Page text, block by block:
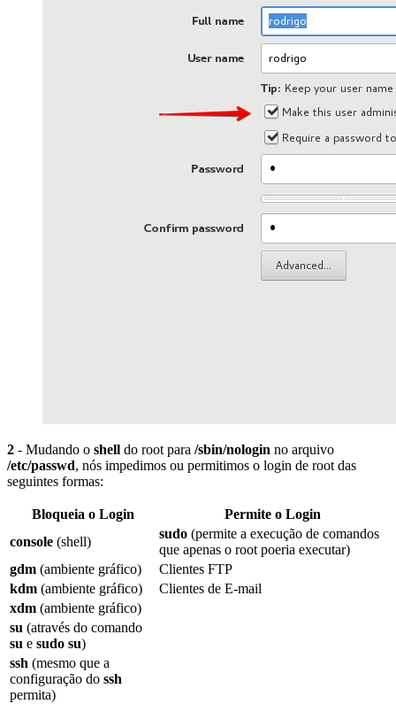
2 - Mudando o shell do root para /sbin/nologin no arquivo
/etc/passwd, nós impedimos ou permitimos o login de root das
seguintes formas:
Bloqueia o Login
Permite o Login
console (shell)
sudo (permite a execução de comandos
que apenas o root poeria executar)
gdm (ambiente gráfico)
Clientes FTP
kdm (ambiente gráfico)
Clientes de E-mail
xdm (ambiente gráfico)
su (através do comando
su e sudo su)
ssh (mesmo que a
configuração do ssh
permita)